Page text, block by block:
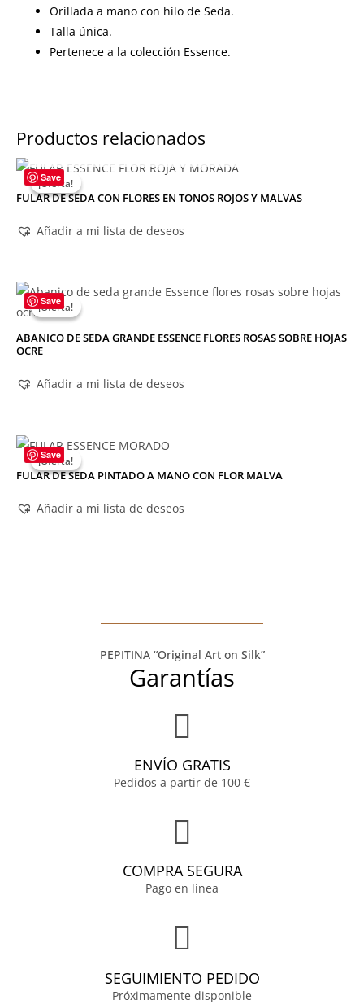
Orillada a mano con hilo de Seda.
Talla única.
Pertenece a la colección Essence.
Productos relacionados
Save
¡Oferta!
AGOTADO
¡Oferta!
FULAR DE SEDA CON FLORES EN TONOS ROJOS Y MALVAS
Añadir a mi lista de deseos
Save
¡Oferta!
¡Oferta!
ABANICO DE SEDA GRANDE ESSENCE FLORES ROSAS SOBRE HOJAS
OCRE
Añadir a mi lista de deseos
Save
¡Oferta!
¡Oferta!
FULAR DE SEDA PINTADO A MANO CON FLOR MALVA
Añadir a mi lista de deseos
PEPITINA “Original Art on Silk”
Garantías
ENVÍO GRATIS
Pedidos a partir de 100 €
COMPRA SEGURA
Pago en línea
SEGUIMIENTO PEDIDO
Próximamente disponible